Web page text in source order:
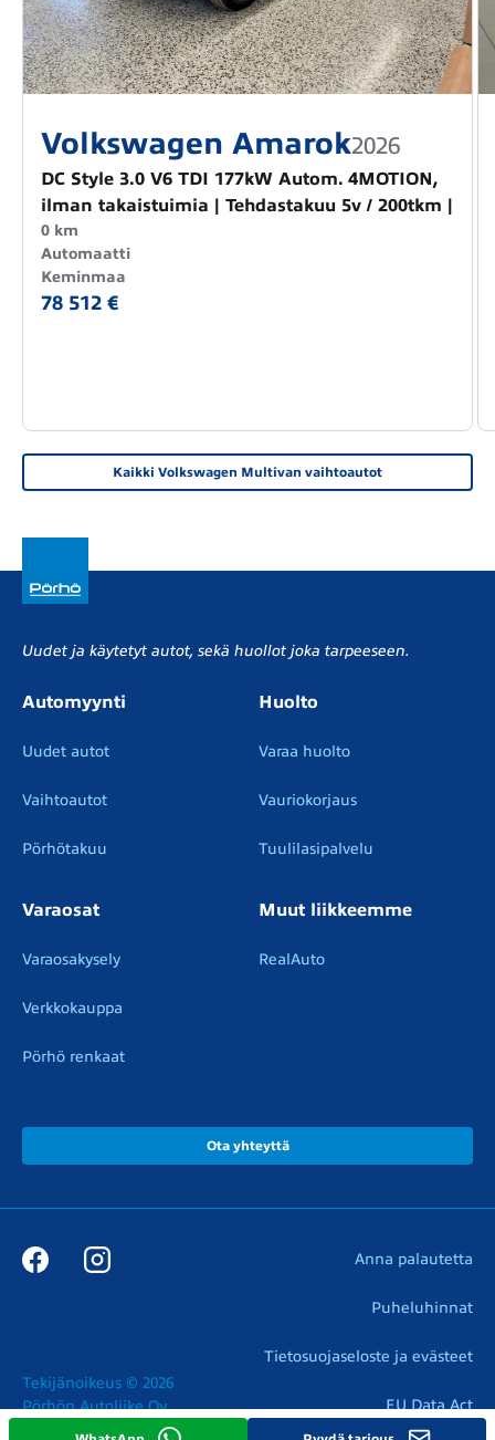
Volkswagen Amarok2026
DC Style 3.0 V6 TDI 177kW Autom. 4MOTION,
ilman takaistuimia | Tehdastakuu 5v / 200tkm |
0 km
Automaatti
Keminmaa
78 512 €
Kaikki Volkswagen Multivan vaihtoautot
Uudet ja käytetyt autot, sekä huollot joka tarpeeseen.
Automyynti
Uudet autot
Vaihtoautot
Pörhötakuu
Huolto
Varaa huolto
Vauriokorjaus
Tuulilasipalvelu
Varaosat
Varaosakysely
Verkkokauppa
Pörhö renkaat
Muut liikkeemme
RealAuto
Ota yhteyttä
Tekijänoikeus © 2026
Pörhön Autoliike Oy
Anna palautetta
Puheluhinnat
Tietosuojaseloste ja evästeet
EU Data Act